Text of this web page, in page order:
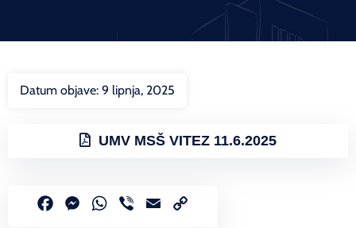
Datum objave: 9 lipnja, 2025
UMV MSŠ VITEZ 11.6.2025
FacebookMessenger
WhatsApp
Viber Email